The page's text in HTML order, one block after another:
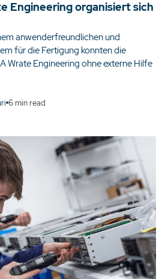
Engineering organisiert sich
anwenderfreundlichen und
für die Fertigung konnten die
Wrate Engineering ohne externe Hilfe
6min read